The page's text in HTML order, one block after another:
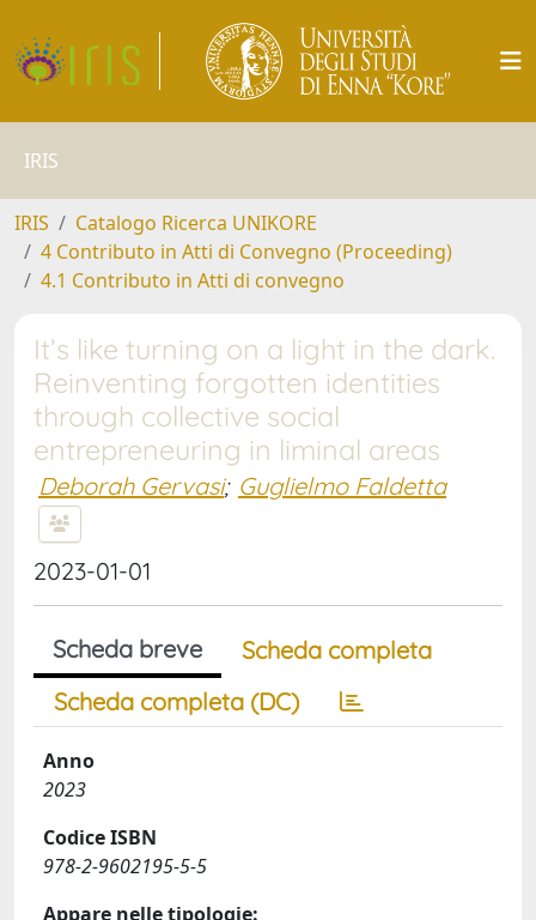
IRIS
IRIS
Catalogo Ricerca UNIKORE
4 Contributo in Atti di Convegno (Proceeding)
4.1 Contributo in Atti di convegno
It’s like turning on a light in the dark.
Reinventing forgotten identities
through collective social
entrepreneuring in liminal areas
Deborah Gervasi; Guglielmo Faldetta
2023-01-01
Scheda breve
Scheda completa
Scheda completa (DC)
Anno
2023
Codice ISBN
978-2-9602195-5-5
Appare nelle tipologie: